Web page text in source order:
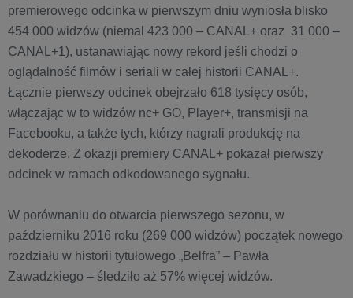
premierowego odcinka w pierwszym dniu wyniosła blisko
454 000 widzów (niemal 423 000 – CANAL+ oraz 31 000 –
CANAL+1), ustanawiając nowy rekord jeśli chodzi o
oglądalność filmów i seriali w całej historii CANAL+.
Łącznie pierwszy odcinek obejrzało 618 tysięcy osób,
włączając w to widzów nc+ GO, Player+, transmisji na
Facebooku, a także tych, którzy nagrali produkcję na
dekoderze. Z okazji premiery CANAL+ pokazał pierwszy
odcinek w ramach odkodowanego sygnału.
W porównaniu do otwarcia pierwszego sezonu, w
październiku 2016 roku (269 000 widzów) początek nowego
rozdziału w historii tytułowego „Belfra” – Pawła
Zawadzkiego – śledziło aż 57% więcej widzów.